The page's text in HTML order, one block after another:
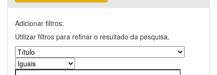
Adicionar filtros:
Utilizar filtros para refinar o resultado da pesquisa.